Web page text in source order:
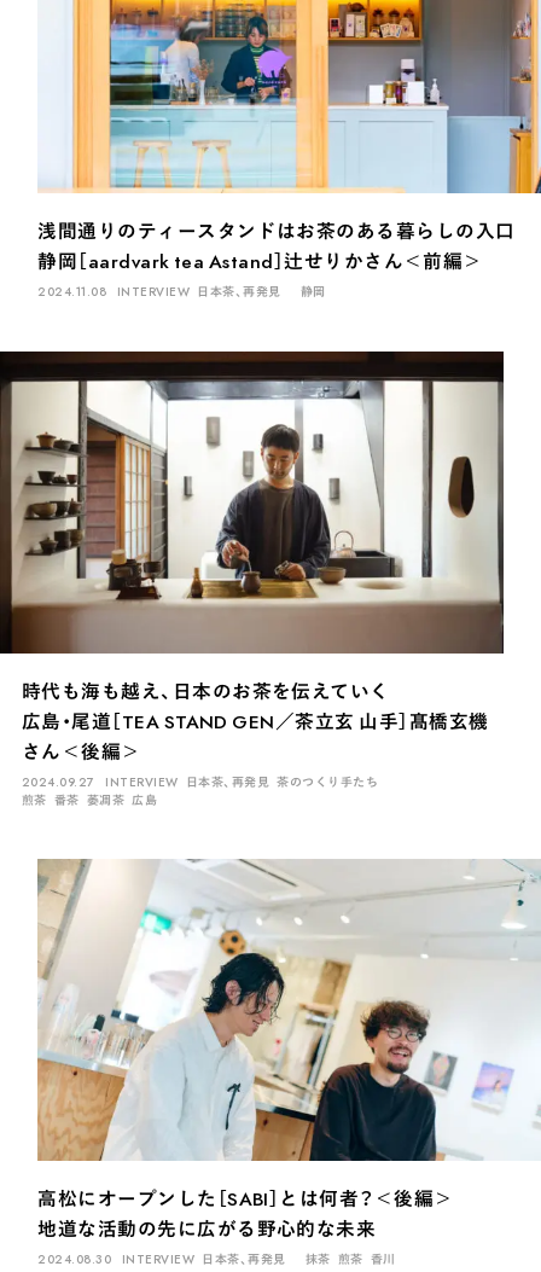
ブレンドティー 釜炒り茶 番茶 台湾茶 抹茶
白葉茶 玉露 茎茶 中国茶
烏龍茶 ミルクティー かぶせ茶 茶外茶 ダージリン
場所でさがす
長野 埼玉 大阪 千葉 静岡 東京 滋賀 北海道
新潟 神奈川 群馬 茨城 栃木 熊本 島根 福岡
岡山 広島
浅間通りのティースタンドはお茶のある暮らしの入口
静岡［aardvark tea Astand］辻せりかさん＜前編＞
2024.11.08 INTERVIEW 日本茶、再発見 静岡
時代も海も越え、日本のお茶を伝えていく
広島・尾道［TEA STAND GEN／茶立玄 山手］髙橋玄機
さん＜後編＞
2024.09.27 INTERVIEW 日本茶、再発見 茶のつくり手たち
煎茶 番茶 萎凋茶 広島
高松にオープンした［SABI］とは何者？＜後編＞
地道な活動の先に広がる野心的な未来
2024.08.30 INTERVIEW 日本茶、再発見 抹茶 煎茶 香川